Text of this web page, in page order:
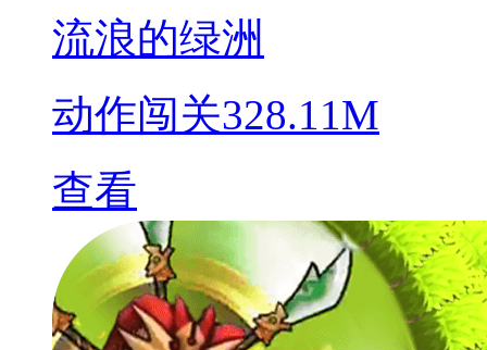
流浪的绿洲
动作闯关328.11M
查看